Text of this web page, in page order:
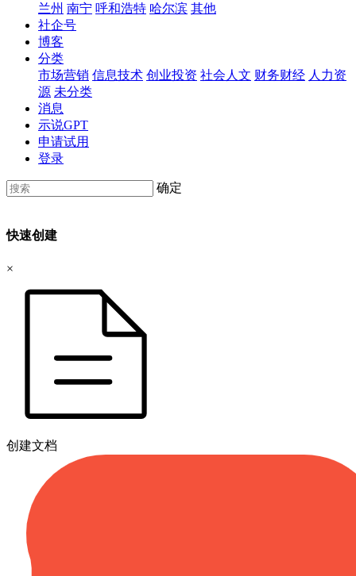
兰州 南宁 呼和浩特 哈尔滨 其他
社企号
博客
分类
市场营销 信息技术 创业投资 社会人文 财务财经 人力资
源 未分类
消息
示说GPT
申请试用
登录
确定
快速创建
×
创建文档